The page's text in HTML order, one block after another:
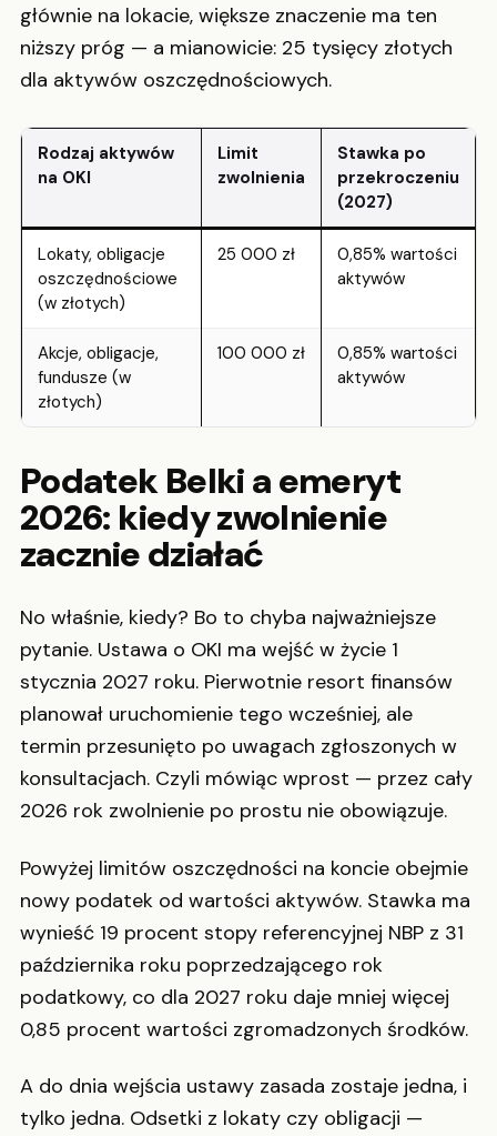
głównie na lokacie, większe znaczenie ma ten
niższy próg — a mianowicie: 25 tysięcy złotych
dla aktywów oszczędnościowych.
Rodzaj aktywów
na OKI
Limit
zwolnienia
Stawka po
przekroczeniu
(2027)
Lokaty, obligacje
oszczędnościowe
(w złotych)
25 000 zł
0,85% wartości
aktywów
Akcje, obligacje,
fundusze (w
złotych)
100 000 zł
0,85% wartości
aktywów
Podatek Belki a emeryt
2026: kiedy zwolnienie
zacznie działać
No właśnie, kiedy? Bo to chyba najważniejsze
pytanie. Ustawa o OKI ma wejść w życie 1
stycznia 2027 roku. Pierwotnie resort finansów
planował uruchomienie tego wcześniej, ale
termin przesunięto po uwagach zgłoszonych w
konsultacjach. Czyli mówiąc wprost — przez cały
2026 rok zwolnienie po prostu nie obowiązuje.
Powyżej limitów oszczędności na koncie obejmie
nowy podatek od wartości aktywów. Stawka ma
wynieść 19 procent stopy referencyjnej NBP z 31
października roku poprzedzającego rok
podatkowy, co dla 2027 roku daje mniej więcej
0,85 procent wartości zgromadzonych środków.
A do dnia wejścia ustawy zasada zostaje jedna, i
tylko jedna. Odsetki z lokaty czy obligacji —